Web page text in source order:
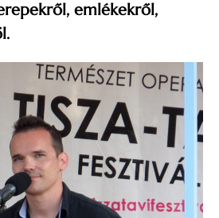
emlékekről,